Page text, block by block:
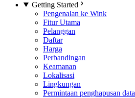
Getting Started
Pengenalan ke Wink
Fitur Utama
Pelanggan
Daftar
Harga
Perbandingan
Keamanan
Lokalisasi
Lingkungan
Permintaan penghapusan data